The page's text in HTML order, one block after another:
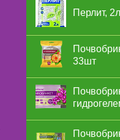
Перлит,
33шт